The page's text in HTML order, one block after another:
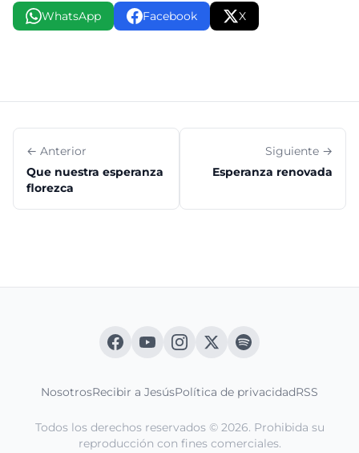
WhatsApp Facebook X
← Anterior
Que nuestra esperanza
florezca
Siguiente →
Esperanza renovada
NosotrosRecibir a JesúsPolítica de privacidadRSS
Todos los derechos reservados © 2026. Prohibida su
reproducción con fines comerciales.